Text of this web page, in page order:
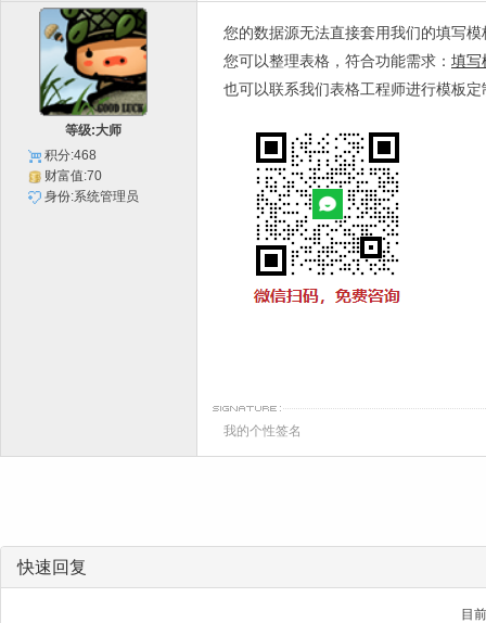
等级:大师
积分:468
财富值:70
身份:系统管理员
您的数据源无法直接套用我们的填写
您可以整理表格，符合功能需求： 填写
也可以联系我们表格工程师进行模板定
我的个性签名
快速回复
目